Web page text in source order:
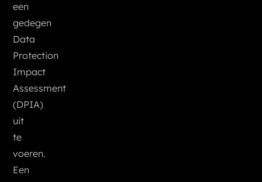
een
gedegen
Data
Protection
Impact
Assessment
(DPIA)
uit
te
voeren.
Een